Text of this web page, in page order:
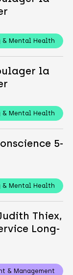
& Mental Health
la
& Mental Health
5-
& Mental Health
Thiex,
Long-
& Management